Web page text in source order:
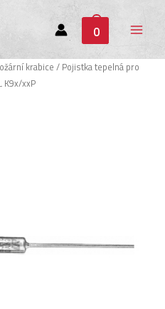
0
Main
Menu
krabice / Pojistka tepelná pro
K9x/xxP